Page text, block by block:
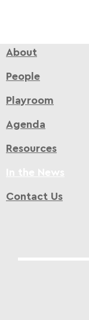
About
People
Playroom
Agenda
Resources
Contact Us